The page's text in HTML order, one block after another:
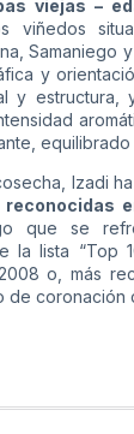
viejas –
viñedos
Samaniego
y
y
Izadi
que se
la lista “Top
o, más
de coronación